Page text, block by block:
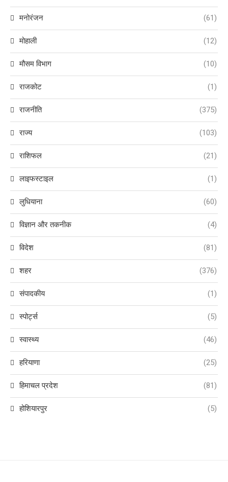
मनोरंजन (61)
मोहाली (12)
मौसम विभाग (10)
राजकोट (1)
राजनीति (375)
राज्य (103)
राशिफल (21)
लाइफस्टाइल (1)
लुधियाना (60)
विज्ञान और तकनीक (4)
विदेश (81)
शहर (376)
संपादकीय (1)
स्पोर्ट्स (5)
स्वास्थ्य (46)
हरियाणा (25)
हिमाचल प्रदेश (81)
होशियारपुर (5)